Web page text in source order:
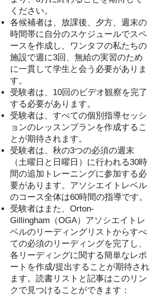
ください。
各候補者は、放課後、夕方、週末の
時間帯に自分のスケジュールでスペ
ースを作成し、ワンタフの私たちの
施設で週に3回、無給の実習のため
に一貫して学生と会う必要がありま
す。
受験者は、10回のビデオ観察を完了
する必要があります。
受験者は、すべての個別指導セッシ
ョンのレッスンプランを作成するこ
とが期待されます。
受験者は、秋の3つの必須の週末
（土曜日と日曜日）に行われる30時
間の追加トレーニングに参加する必
要があります。アソシエイトレベル
のコース全体は60時間の指導です。
受験者はまた、Orton-
Gillingham（OGA）アソシエイトレ
ベルのリーディングリストからすべ
ての必須のリーディングを完了し、
各リーディングに関する簡単なレポ
ートを作成/提出することが期待され
ます。読書リストと記事はこのリン
クで見つけることができます：